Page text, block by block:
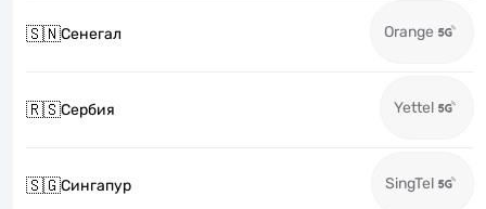
🇸🇳Сенегал Orange
🇷🇸Сербия Yettel
🇸🇬Сингапур SingTel